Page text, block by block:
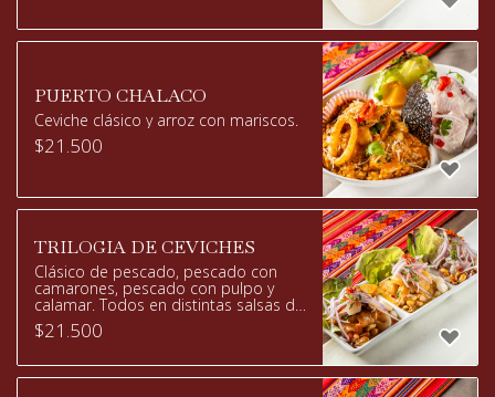
PUERTO CHALACO
Ceviche clásico y arroz con mariscos.
$21.500
TRILOGIA DE CEVICHES
Clásico de pescado, pescado con
camarones, pescado con pulpo y
calamar. Todos en distintas salsas de
leche de tigre.
$21.500